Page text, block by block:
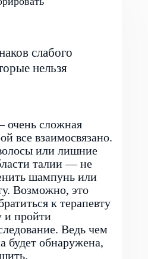
слабого
нельзя
сложная
все взаимосвязано.
или лишние
талии — не
шампунь или
Возможно, это
к терапевту
и пройти
Ведь чем
будет обнаружена,